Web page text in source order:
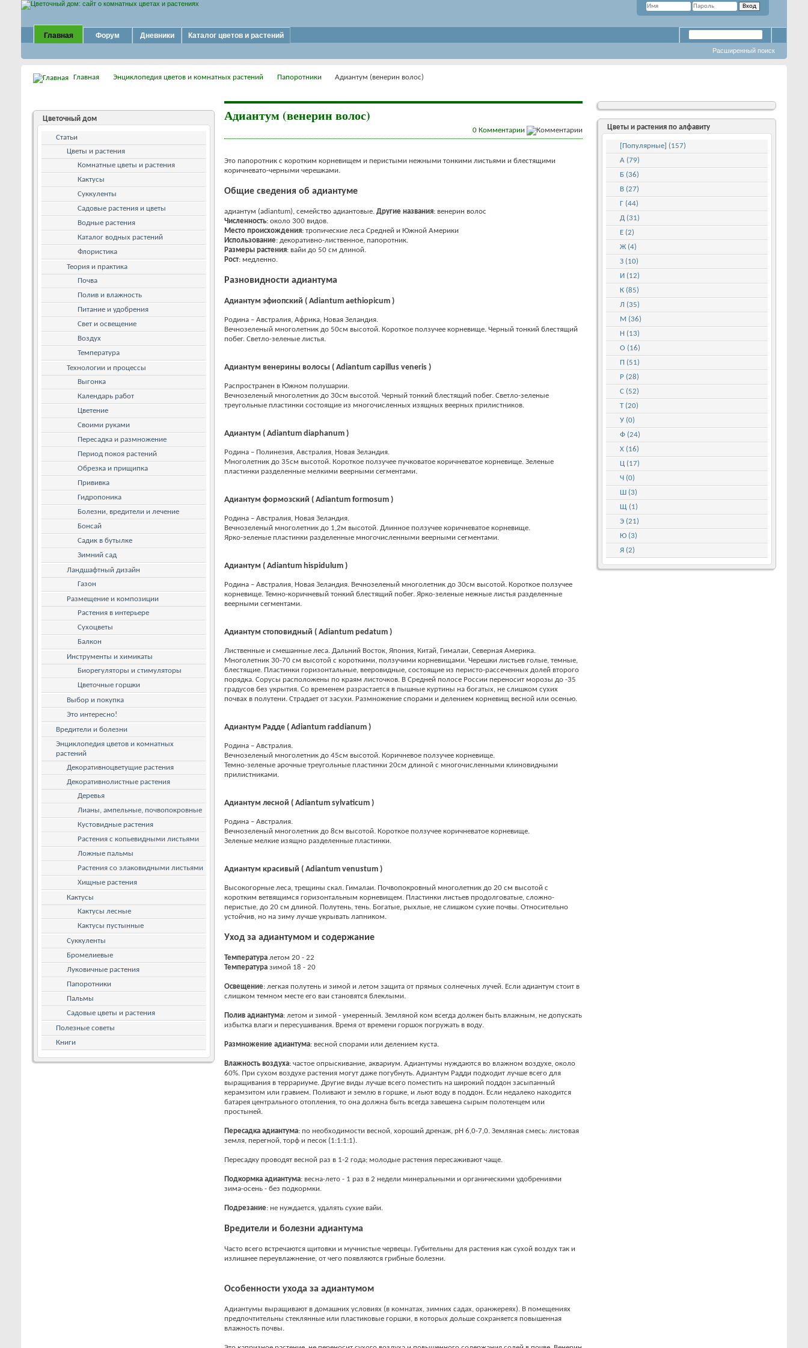
Главная Форум Дневники Каталог цветов и растений
Расширенный поиск
Главная Энциклопедия цветов и комнатных растений Папоротники Адиантум (венерин волос)
Адиантум (венерин волос)
0 Комментарии
Это папоротник с коротким корневищем и перистыми нежными тонкими листьями и блестящими
коричневато-черными черешками.
Общие сведения об адиантуме
адиантум (adiantum), семейство адиантовые. Другие названия: венерин волос
Численность: около 300 видов.
Место происхождения: тропические леса Средней и Южной Америки
Использование: декоративно-лиственное, папоротник.
Размеры растения: вайи до 50 см длиной.
Рост: медленно.
Разновидности адиантума
Адиантум эфиопский ( Adiantum aethiopicum )
Родина – Австралия, Африка, Новая Зеландия.
Вечнозеленый многолетник до 50см высотой. Короткое ползучее корневище. Черный тонкий блестящий
побег. Светло-зеленые листья.
Адиантум венерины волосы ( Adiantum capillus veneris )
Распространен в Южном полушарии.
Вечнозеленый многолетник до 30см высотой. Черный тонкий блестящий побег. Светло-зеленые
треугольные пластинки состоящие из многочисленных изящных веерных прилистников.
Адиантум ( Adiantum diaphanum )
Родина – Полинезия, Австралия, Новая Зеландия.
Многолетник до 35см высотой. Короткое ползучее пучковатое коричневатое корневище. Зеленые
пластинки разделенные мелкими веерными сегментами.
Адиантум формозский ( Adiantum formosum )
Родина – Австралия, Новая Зеландия.
Вечнозеленый многолетник до 1,2м высотой. Длинное ползучее коричневатое корневище.
Ярко-зеленые пластинки разделенные многочисленными веерными сегментами.
Адиантум ( Adiantum hispidulum )
Родина – Австралия, Новая Зеландия. Вечнозеленый многолетник до 30см высотой. Короткое ползучее
корневище. Темно-коричневый тонкий блестящий побег. Ярко-зеленые нежные листья разделенные
веерными сегментами.
Адиантум стоповидный ( Adiantum pedatum )
Лиственные и смешанные леса. Дальний Восток, Япония, Китай, Гималаи, Северная Америка.
Многолетник 30-70 см высотой с короткими, ползучими корневищами. Черешки листьев голые, темные,
блестящие. Пластинки горизонтальные, вееровидные, состоящие из перисто-рассеченных долей второго
порядка. Сорусы расположены по краям листочков. В Средней полосе России переносит морозы до -35
градусов без укрытия. Со временем разрастается в пышные куртины на богатых, не слишком сухих
почвах в полутени. Страдает от засухи. Размножение спорами и делением корневищ весной или осенью.
Адиантум Радде ( Adiantum raddianum )
Родина – Австралия.
Вечнозеленый многолетник до 45см высотой. Коричневое ползучее корневище.
Темно-зеленые арочные треугольные пластинки 20см длиной с многочисленными клиновидными
прилистниками.
Адиантум лесной ( Adiantum sylvaticum )
Родина – Австралия.
Вечнозеленый многолетник до 8см высотой. Короткое ползучее коричневатое корневище.
Зеленые мелкие изящно разделенные пластинки.
Адиантум красивый ( Adiantum venustum )
Высокогорные леса, трещины скал. Гималаи. Почвопокровный многолетник до 20 см высотой с
коротким ветвящимся горизонтальным корневищем. Пластинки листьев продолговатые, сложно-
перистые, до 20 см длиной. Полутень, тень. Богатые, рыхлые, не слишком сухие почвы. Относительно
устойчив, но на зиму лучше укрывать лапником.
Уход за адиантумом и содержание
Температуралетом 20 - 22
Температуразимой 18 - 20
Освещение: легкая полутень и зимой и летом защита от прямых солнечных лучей. Если адиантум стоит в
слишком темном месте его ваи становятся блеклыми.
Поливадиантума: летом и зимой - умеренный. Земляной ком всегда должен быть влажным, не допускать
избытка влаги и пересушивания. Время от времени горшок погружать в воду.
Размножениеадиантума: весной спорами или делением куста.
Влажность воздуха: частое опрыскивание, аквариум. Адиантумы нуждаются во влажном воздухе, около
60%. При сухом воздухе растения могут даже погубнуть. Адиантум Радди подходит лучше всего для
выращивания в террариуме. Другие виды лучше всего поместить на широкий поддон засыпанный
керамзитом или гравием. Поливают и землю в горшке, и льют воду в поддон. Если недалеко находится
батарея центрального отопления, то она должна быть всегда завешена сырым полотенцем или
простыней.
Пересадкаадиантума: по необходимости весной, хороший дренаж, pH 6,0-7,0. Земляная смесь: листовая
земля, перегной, торф и песок (1:1:1:1).
Пересадку проводят весной раз в 1-2 года; молодые растения пересаживают чаще.
Подкормкаадиантума: весна-лето - 1 раз в 2 недели минеральными и органическими удобрениями
зима-осень - без подкормки.
Подрезание: не нуждается, удалять сухие вайи.
Вредители и болезни адиантума
Часто всего встречаются щитовки и мучнистые червецы. Губительны для растения как сухой воздух так и
излишнее переувлажнение, от чего появляются грибные болезни.
Особенности ухода за адиантумом
Адиантумы выращивают в домашних условиях (в комнатах, зимних садах, оранжереях). В помещениях
предпочтительны стеклянные или пластиковые горшки, в которых дольше сохраняется повышенная
влажность почвы.
Цветы и растения по алфавиту
[Популярные] (157)
А (79)
Б (36)
В (27)
Г (44)
Д (31)
Е (2)
Ж (4)
З (10)
И (12)
К (85)
Л (35)
М (36)
Н (13)
О (16)
П (51)
Р (28)
С (52)
Т (20)
У (0)
Ф (24)
Х (16)
Ц (17)
Ч (0)
Ш (3)
Щ (1)
Э (21)
Ю (3)
Я (2)
Цветочный дом
Статьи
Цветы и растения
Комнатные цветы и растения
Кактусы
Суккуленты
Садовые растения и цветы
Водные растения
Каталог водных растений
Флористика
Теория и практика
Почва
Полив и влажность
Питание и удобрения
Свет и освещение
Воздух
Температура
Технологии и процессы
Выгонка
Календарь работ
Цветение
Своими руками
Пересадка и размножение
Период покоя растений
Обрезка и прищипка
Прививка
Гидропоника
Болезни, вредители и лечение
Бонсай
Садик в бутылке
Зимний сад
Ландшафтный дизайн
Газон
Размещение и композиции
Растения в интерьере
Сухоцветы
Балкон
Инструменты и химикаты
Биорегуляторы и стимуляторы
Цветочные горшки
Выбор и покупка
Это интересно!
Вредители и болезни
Энциклопедия цветов и комнатных
растений
Декоративноцветущие растения
Декоративнолистные растения
Деревья
Лианы, ампельные, почвопокровные
Кустовидные растения
Растения с копьевидными листьями
Ложные пальмы
Растения со злаковидными листьями
Хищные растения
Кактусы
Кактусы лесные
Кактусы пустынные
Суккуленты
Бромелиевые
Луковичные растения
Папоротники
Пальмы
Садовые цветы и растения
Полезные советы
Книги